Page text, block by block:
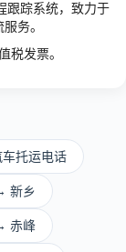
跟踪系统，致力于
务。
税发票。
托运电话
新乡
赤峰